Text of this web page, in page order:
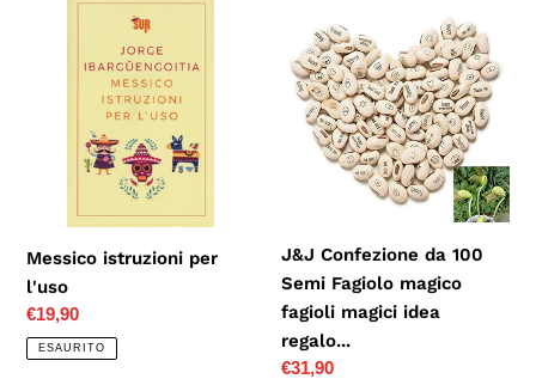
Messico
Messico istruzioni per
l'uso
Prezzo
di
€19,90
ESAURITO
Confezione
da
100
Semi
Fagiolo
idea
regalo...
J&J Confezione da 100
Semi Fagiolo magico
fagioli magici idea
regalo...
Prezzo
€31,90